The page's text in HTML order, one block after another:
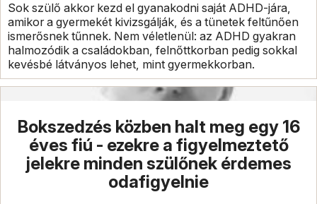
Sok szülő akkor kezd el gyanakodni saját ADHD-jára,
amikor a gyermekét kivizsgálják, és a tünetek feltűnően
ismerősnek tűnnek. Nem véletlenül: az ADHD gyakran
halmozódik a családokban, felnőttkorban pedig sokkal
kevésbé látványos lehet, mint gyermekkorban.
Bokszedzés közben halt meg egy 16
éves fiú - ezekre a figyelmeztető
jelekre minden szülőnek érdemes
odafigyelnie